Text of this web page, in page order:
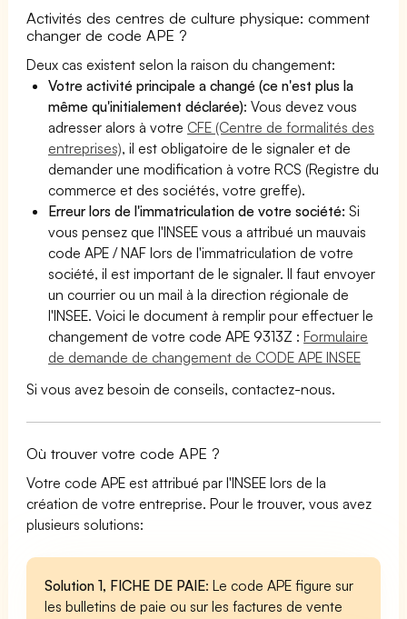
Activités des centres de culture physique: comment
changer de code APE ?
Deux cas existent selon la raison du changement:
Votre activité principale a changé (ce n'est plus la
même qu'initialement déclarée): Vous devez vous
adresser alors à votre CFE (Centre de formalités des
entreprises), il est obligatoire de le signaler et de
demander une modification à votre RCS (Registre du
commerce et des sociétés, votre greffe).
Erreur lors de l'immatriculation de votre société:Si
vous pensez que l'INSEE vous a attribué un mauvais
code APE / NAF lors de l'immatriculation de votre
société, il est important de le signaler. Il faut envoyer
un courrier ou un mail à la direction régionale de
l'INSEE. Voici le document à remplir pour effectuer le
changement de votre code APE 9313Z :Formulaire
de demande de changement de CODE APE INSEE
Si vous avez besoin de conseils, contactez-nous.
Où trouver votre code APE ?
Votre code APE est attribué par l'INSEE lors de la
création de votre entreprise. Pour le trouver, vous avez
plusieurs solutions:
Solution 1, FICHE DE PAIE: Le code APE figure sur
les bulletins de paie ou sur les factures de vente